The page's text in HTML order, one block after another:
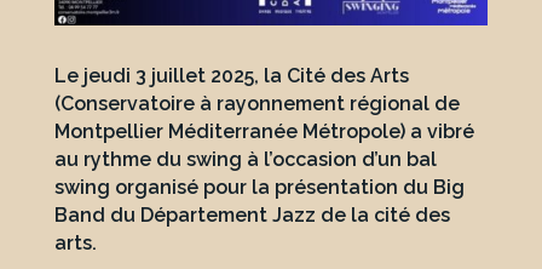
Le jeudi 3 juillet 2025, la Cité des Arts
(Conservatoire à rayonnement régional de
Montpellier Méditerranée Métropole) a vibré
au rythme du swing à l’occasion d’un bal
swing organisé pour la présentation du Big
Band du Département Jazz de la cité des
arts.